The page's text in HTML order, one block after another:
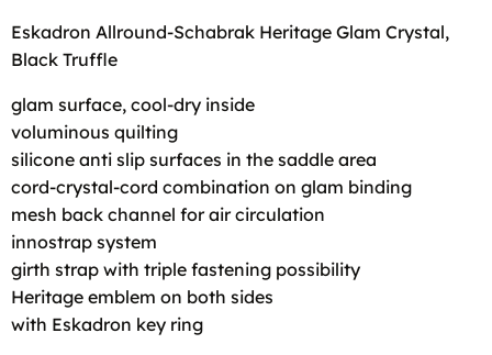
Eskadron Allround-Schabrak Heritage Glam Crystal,
Black Truffle
glam surface, cool-dry inside
voluminous quilting
silicone anti slip surfaces in the saddle area
cord-crystal-cord combination on glam binding
mesh back channel for air circulation
innostrap system
girth strap with triple fastening possibility
Heritage emblem on both sides
with Eskadron key ring